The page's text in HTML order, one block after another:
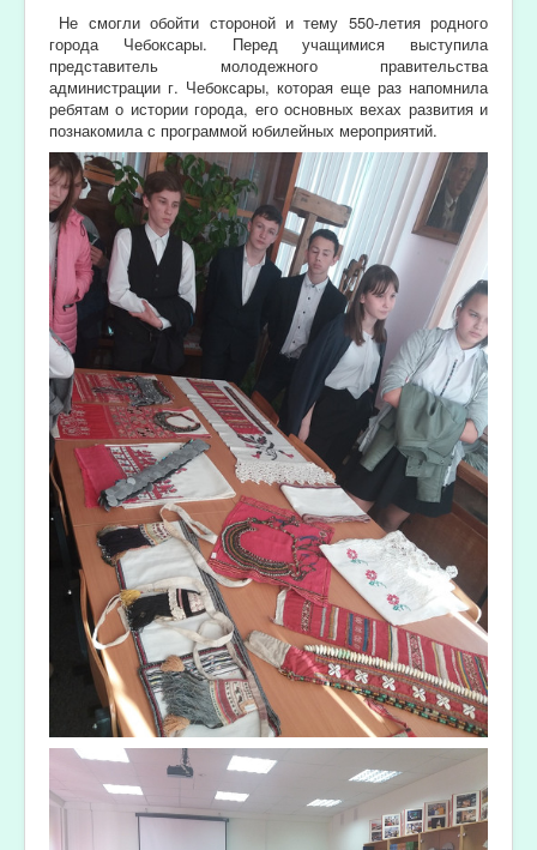
Не смогли обойти стороной и тему 550-летия родного
города Чебоксары. Перед учащимися выступила
представитель молодежного правительства
администрации г. Чебоксары, которая еще раз напомнила
ребятам о истории города, его основных вехах развития и
познакомила с программой юбилейных мероприятий.